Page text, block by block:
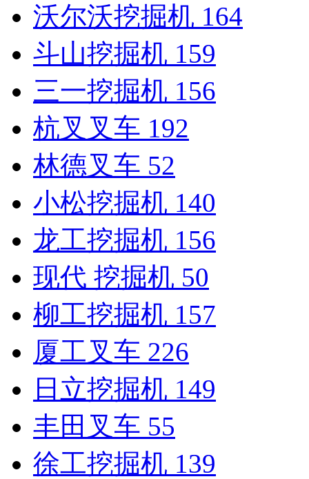
沃尔沃挖掘机 164
斗山挖掘机 159
三一挖掘机 156
杭叉叉车 192
林德叉车 52
小松挖掘机 140
龙工挖掘机 156
现代 挖掘机 50
柳工挖掘机 157
厦工叉车 226
日立挖掘机 149
丰田叉车 55
徐工挖掘机 139